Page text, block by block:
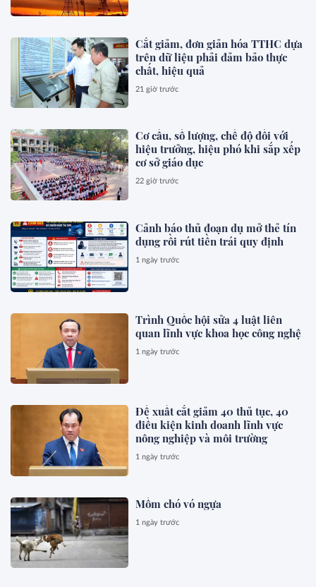
Cắt giảm, đơn giản hóa TTHC dựa
trên dữ liệu phải đảm bảo thực
chất, hiệu quả
21 giờ trước
Cơ cấu, số lượng, chế độ đối với
hiệu trưởng, hiệu phó khi sắp xếp
cơ sở giáo dục
22 giờ trước
Cảnh báo thủ đoạn dụ mở thẻ tín
dụng rồi rút tiền trái quy định
1 ngày trước
Trình Quốc hội sửa 4 luật liên
quan lĩnh vực khoa học công nghệ
1 ngày trước
Đề xuất cắt giảm 40 thủ tục, 40
điều kiện kinh doanh lĩnh vực
nông nghiệp và môi trường
1 ngày trước
Mồm chó vó ngựa
1 ngày trước